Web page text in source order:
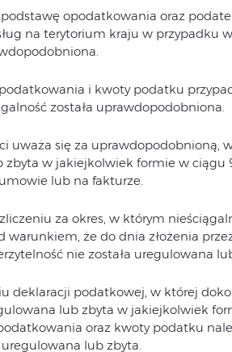
K. Powrotne
lub „ZD’FZ/ZD’FZK”
wprowadzone ręcznie a korekty
powrotnych
pierwotnych
opodatkowania oraz
na terytorium kraju w przypadku
i kwoty podatku
została uprawdopodobniona.
uważa się za uprawdopodobnioną,
zbyta w jakiejkolwiek formie w
lub na fakturze.
za okres, w którym
że do dnia złożenia
nie została uregulowana
deklaracji podatkowej, w której
lub zbyta w jakiejkolwiek
oraz kwoty podatku
lub zbyta.